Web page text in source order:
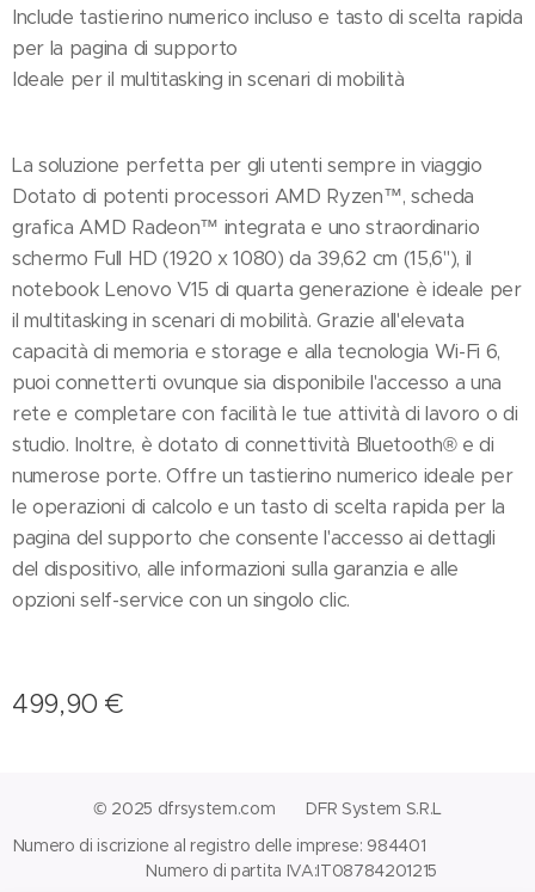
Include tastierino numerico incluso e tasto di scelta rapida
per la pagina di supporto
Ideale per il multitasking in scenari di mobilità
La soluzione perfetta per gli utenti sempre in viaggio
Dotato di potenti processori AMD Ryzen™, scheda
grafica AMD Radeon™ integrata e uno straordinario
schermo Full HD (1920 x 1080) da 39,62 cm (15,6"), il
notebook Lenovo V15 di quarta generazione è ideale per
il multitasking in scenari di mobilità. Grazie all'elevata
capacità di memoria e storage e alla tecnologia Wi-Fi 6,
puoi connetterti ovunque sia disponibile l'accesso a una
rete e completare con facilità le tue attività di lavoro o di
studio. Inoltre, è dotato di connettività Bluetooth® e di
numerose porte. Offre un tastierino numerico ideale per
le operazioni di calcolo e un tasto di scelta rapida per la
pagina del supporto che consente l'accesso ai dettagli
del dispositivo, alle informazioni sulla garanzia e alle
opzioni self-service con un singolo clic.
499,90 €
© 2025 dfrsystem.com DFR System S.R.L
Numero di iscrizione al registro delle imprese: 984401
Numero di partita IVA:IT08784201215